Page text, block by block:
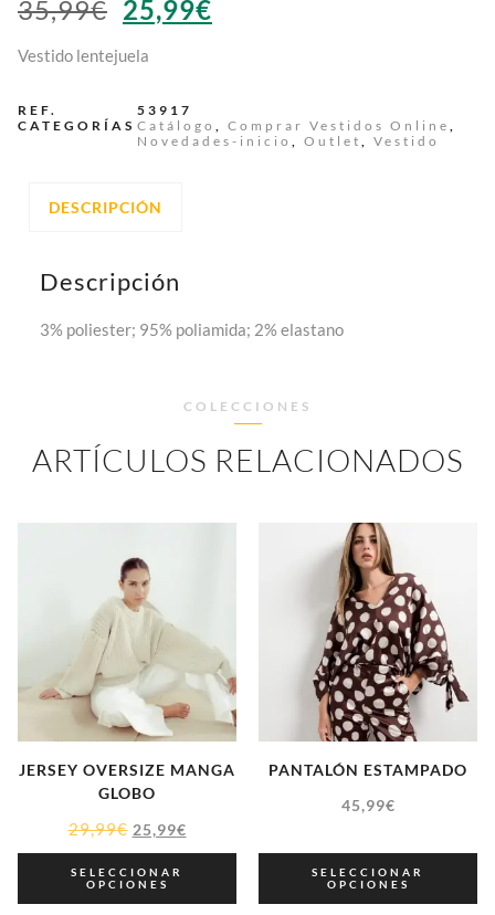
35,99€ 25,99€
Vestido lentejuela
REF.
53917
CATEGORÍAS Catálogo Comprar Vestidos Online
Novedades-inicio
Outlet Vestido
DESCRIPCIÓN
Descripción
3% poliester; 95% poliamida; 2% elastano
COLECCIONES
ARTÍCULOS RELACIONADOS
JERSEY OVERSIZE MANGA
GLOBO
29,99€ 25,99€
SELECCIONAR
OPCIONES
PANTALÓN ESTAMPADO
45,99€
SELECCIONAR
OPCIONES